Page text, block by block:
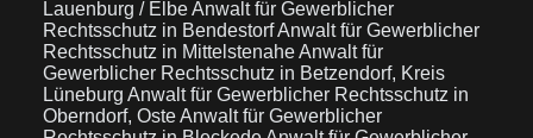
Lauenburg / ElbeAnwalt für Gewerblicher
Rechtsschutz in BendestorfAnwalt für Gewerblicher
Rechtsschutz in MittelstenaheAnwalt für
Gewerblicher Rechtsschutz in Betzendorf, Kreis
Lüneburg Anwalt für Gewerblicher Rechtsschutz in
Oberndorf, OsteAnwalt für Gewerblicher